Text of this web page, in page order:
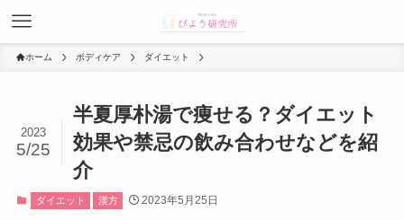
ホーム ボディケア ダイエット
半夏厚朴湯で痩せる？ダイエット
効果や禁忌の飲み合わせなどを紹
介
2023
5/25
ダイエット 漢方 2023年5月25日